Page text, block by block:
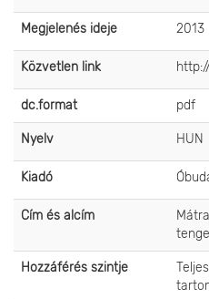
Megjelenés ideje 2013
Közvetlen link
dc.format pdf
Nyelv HUN
Kiadó
Cím és alcím
Hozzáférés szintje